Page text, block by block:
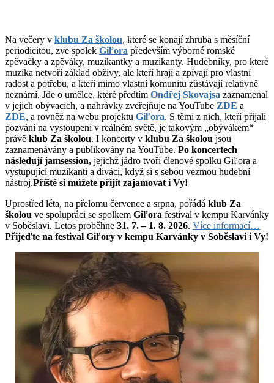
Na večery v klubu Za školou, které se konají zhruba s měsíční
periodicitou, zve spolek Giľora především výborné romské
zpěvačky a zpěváky, muzikantky a muzikanty. Hudebníky, pro které
muzika netvoří základ obživy, ale kteří hrají a zpívají pro vlastní
radost a potřebu, a kteří mimo vlastní komunitu zůstávají relativně
neznámí. Jde o umělce, které předtím Ondřej Skovajsa zaznamenal
v jejich obývacích, a nahrávky zveřejňuje na YouTube ZDE a
ZDE, a rovněž na webu projektu Giľora. S těmi z nich, kteří přijali
pozvání na vystoupení v reálném světě, je takovým „obývákem“
právě klub Za školou. I koncerty v klubu Za školou jsou
zaznamenávány a publikovány na YouTube. Po koncertech
následují jamsession, jejichž jádro tvoří členové spolku Giľora a
vystupující muzikanti a diváci, když si s sebou vezmou hudební
nástroj.Příště si můžete přijít zajamovat i Vy!
Uprostřed léta, na přelomu července a srpna, pořádá klub Za
školou ve spolupráci se spolkem Giľora festival v kempu Karvánky
v Soběslavi. Letos proběhne 31. 7. – 1. 8. 2026. Více informací…
Přijeďte na festival Giľory v kempu Karvánky v Soběslavi i Vy!